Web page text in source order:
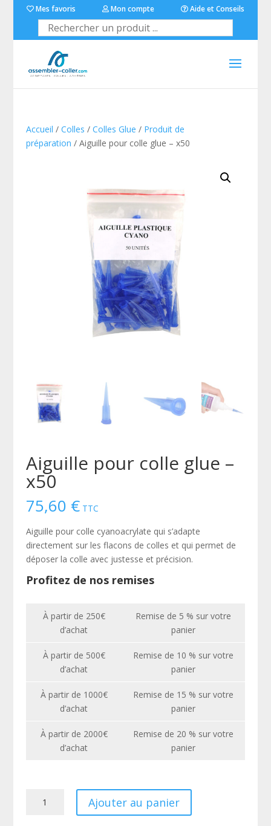
Mes favoris Mon compte Aide et Conseils
Accueil / Colles / Colles Glue / Produit de
préparation / Aiguille pour colle glue – x50
Aiguille pour colle glue –
x50
75,60 € TTC
Aiguille pour colle cyanoacrylate qui s’adapte
directement sur les flacons de colles et qui permet de
déposer la colle avec justesse et précision.
Profitez de nos remises
À partir de 250€
d’achat
Remise de 5 % sur votre
panier
À partir de 500€
d’achat
Remise de 10 % sur votre
panier
À partir de 1000€
d’achat
Remise de 15 % sur votre
panier
À partir de 2000€
d’achat
Remise de 20 % sur votre
panier
Ajouter au panier